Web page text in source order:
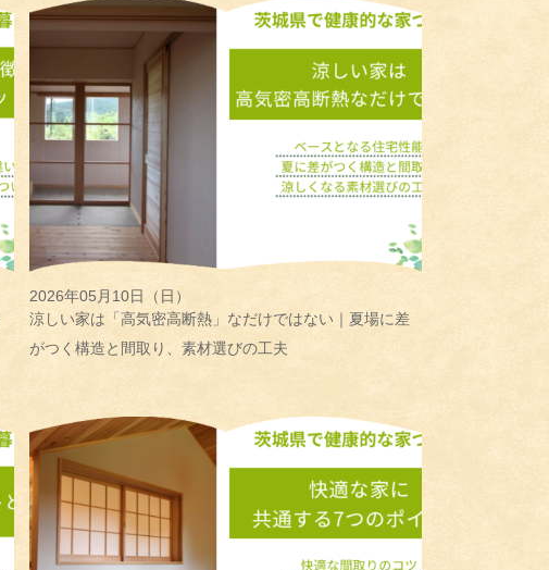
2026年05月10日（日）
涼しい家は「高気密高断熱」なだけではない｜夏場に差
がつく構造と間取り、素材選びの工夫